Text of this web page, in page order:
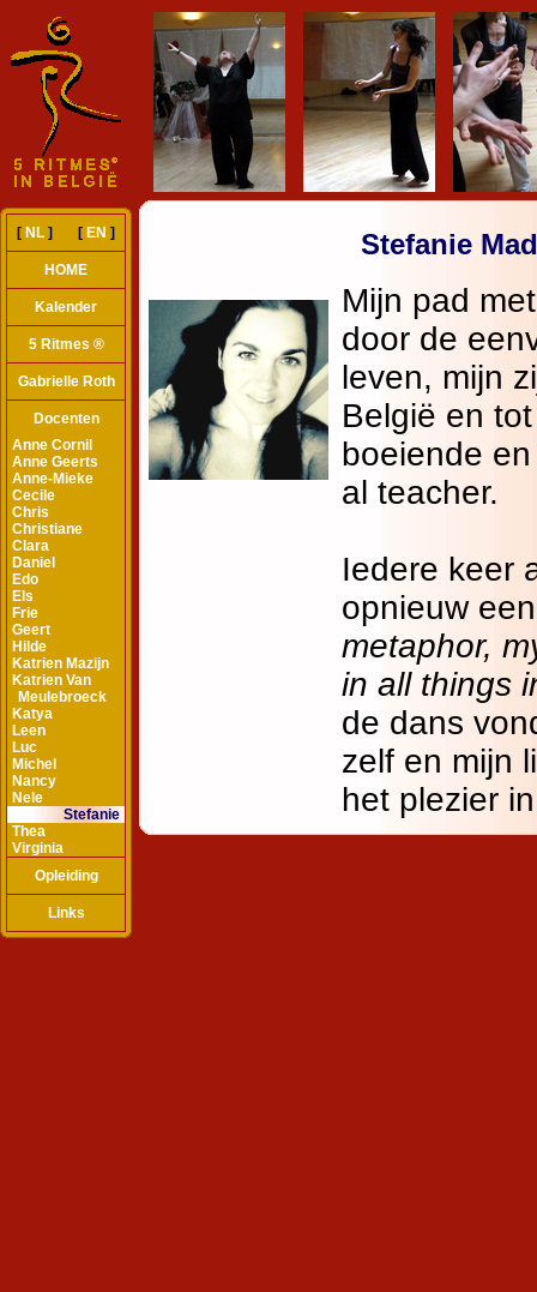
[ NL ] [ EN ]
HOME
Kalender
5 Ritmes ®
Gabrielle Roth
Docenten
Anne Cornil
Anne Geerts
Anne-Mieke
Cecile
Chris
Christiane
Clara
Daniel
Edo
Els
Frie
Geert
Hilde
Katrien Mazijn
Katrien Van
Meulebroeck
Katya
Leen
Luc
Michel
Nancy
Nele
Stefanie
Thea
Virginia
Opleiding
Links
Stefanie